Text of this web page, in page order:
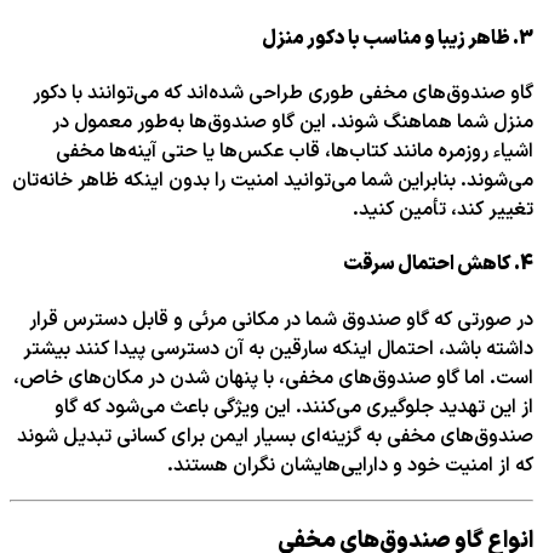
3. ظاهر زیبا و مناسب با دکور منزل
گاو صندوق‌های مخفی طوری طراحی شده‌اند که می‌توانند با دکور
منزل شما هماهنگ شوند. این گاو صندوق‌ها به‌طور معمول در
اشیاء روزمره مانند کتاب‌ها، قاب عکس‌ها یا حتی آینه‌ها مخفی
می‌شوند. بنابراین شما می‌توانید امنیت را بدون اینکه ظاهر خانه‌تان
تغییر کند، تأمین کنید.
4. کاهش احتمال سرقت
در صورتی که گاو صندوق شما در مکانی مرئی و قابل دسترس قرار
داشته باشد، احتمال اینکه سارقین به آن دسترسی پیدا کنند بیشتر
است. اما گاو صندوق‌های مخفی، با پنهان شدن در مکان‌های خاص،
از این تهدید جلوگیری می‌کنند. این ویژگی باعث می‌شود که گاو
صندوق‌های مخفی به گزینه‌ای بسیار ایمن برای کسانی تبدیل شوند
که از امنیت خود و دارایی‌هایشان نگران هستند.
انواع گاو صندوق‌های مخفی